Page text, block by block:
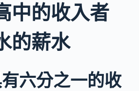
中的收入者
的薪水
六分之一的收